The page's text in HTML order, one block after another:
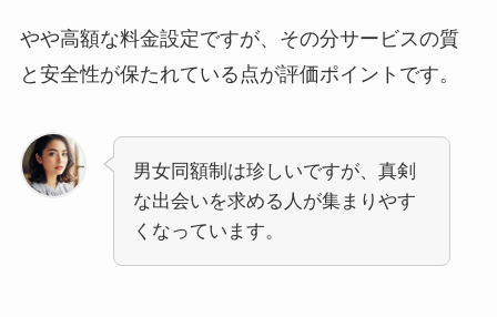
やや高額な料金設定ですが、その分サービスの質
と安全性が保たれている点が評価ポイントです。
男女同額制は珍しいですが、真剣
な出会いを求める人が集まりやす
くなっています。